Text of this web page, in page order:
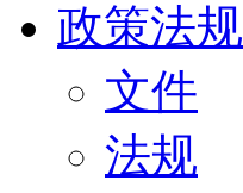
政策法规
文件
法规